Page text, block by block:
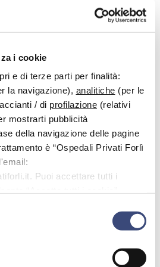
i cookie
e di terze parti per finalità:
la navigazione), analitiche (per le
/ di profilazione (relativi
mostrarti pubblicità
della navigazione delle pagine
è “Ospedali Privati Forlì
Puoi accettare tutti i
facendo clic su “Personalizza”.
effettuato tramite il sistema
tramite PagoPA:
dell’Automobilista
successivamente “Pagamento pratiche
il carrello, stampare il modulo di